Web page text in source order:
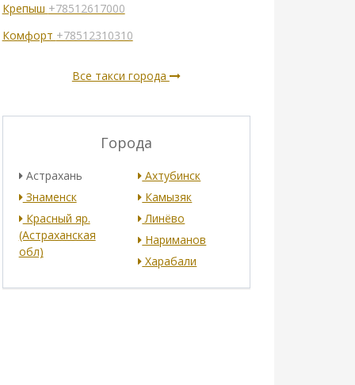
Крепыш +78512617000
Комфорт +78512310310
Все такси города
Города
Астрахань
Ахтубинск
Знаменск
Камызяк
Красный яр.
(Астраханская
обл)
Линёво
Нариманов
Харабали